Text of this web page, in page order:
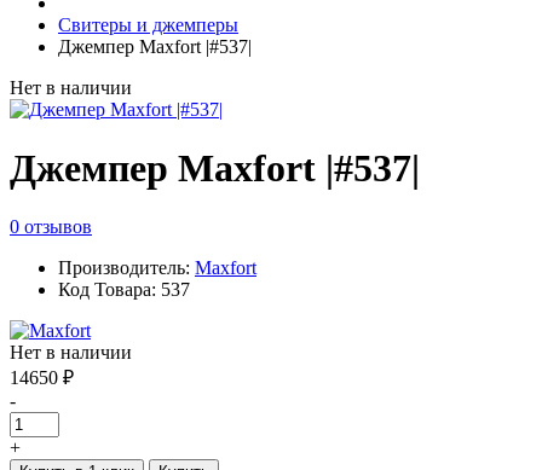
Свитеры и джемперы
Джемпер Maxfort |#537|
Нет в наличии
Джемпер Maxfort |#537|
0 отзывов
Производитель: Maxfort
Код Товара: 537
Нет в наличии
14650 ₽
-
+